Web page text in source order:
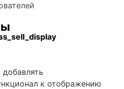
к отображению